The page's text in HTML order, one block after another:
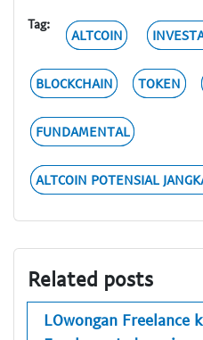
Tag:
ALTCOIN
BLOCKCHAIN TOKEN
FUNDAMENTAL
ALTCOIN POTENSIAL
Related posts
LOwongan Freelance